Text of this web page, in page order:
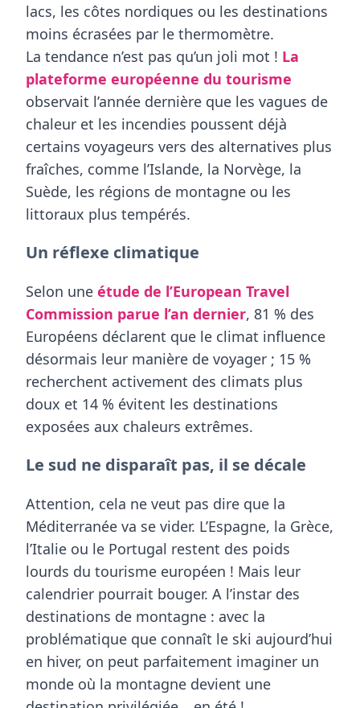
lacs, les côtes nordiques ou les destinations
moins écrasées par le thermomètre.
La tendance n’est pas qu’un joli mot ! La
plateforme européenne du tourisme
observait l’année dernière que les vagues de
chaleur et les incendies poussent déjà
certains voyageurs vers des alternatives plus
fraîches, comme l’Islande, la Norvège, la
Suède, les régions de montagne ou les
littoraux plus tempérés.
Un réflexe climatique
Selon une étude de l’European Travel
Commission parue l’an dernier, 81 % des
Européens déclarent que le climat influence
désormais leur manière de voyager ; 15 %
recherchent activement des climats plus
doux et 14 % évitent les destinations
exposées aux chaleurs extrêmes.
Le sud ne disparaît pas, il se décale
Attention, cela ne veut pas dire que la
Méditerranée va se vider. L’Espagne, la Grèce,
l’Italie ou le Portugal restent des poids
lourds du tourisme européen ! Mais leur
calendrier pourrait bouger. A l’instar des
destinations de montagne : avec la
problématique que connaît le ski aujourd’hui
en hiver, on peut parfaitement imaginer un
monde où la montagne devient une